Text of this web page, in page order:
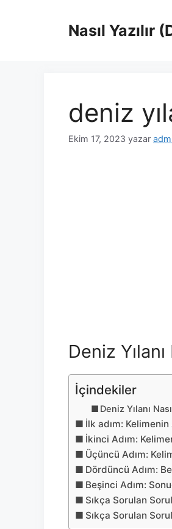
Nasıl Yazılır
deniz
Ekim 17, 2023 yazar
Deniz Yılanı
İçindekiler
Deniz Yılanı
İlk adım:
İkinci Adım:
Üçüncü Adım:
Dördüncü Adım:
Beşinci Adım:
Sıkça Sorulan
Sıkça Sorulan